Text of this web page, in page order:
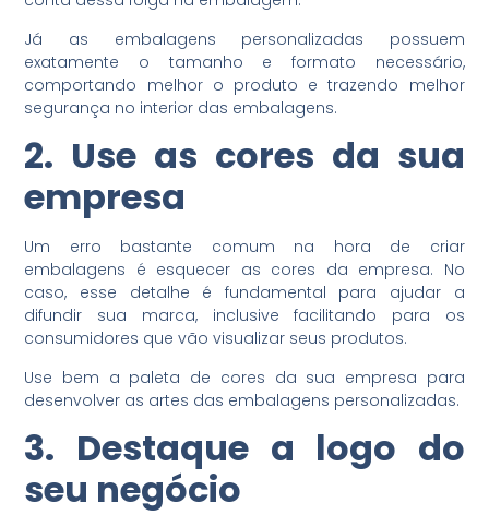
Já as embalagens personalizadas possuem
exatamente o tamanho e formato necessário,
comportando melhor o produto e trazendo melhor
segurança no interior das embalagens.
2. Use as cores da sua
empresa
Um erro bastante comum na hora de criar
embalagens é esquecer as cores da empresa. No
caso, esse detalhe é fundamental para ajudar a
difundir sua marca, inclusive facilitando para os
consumidores que vão visualizar seus produtos.
Use bem a paleta de cores da sua empresa para
desenvolver as artes das embalagens personalizadas.
3. Destaque a logo do
seu negócio